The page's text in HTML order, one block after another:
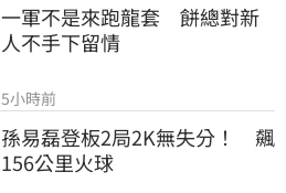
一軍不是來跑龍套　餅總對新
人不手下留情
5小時前
孫易磊登板2局2K無失分！　飆
156公里火球